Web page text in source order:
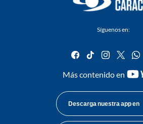
Síguenos en:
facebook
tiktok
Más contenido en
Descarga nuestra app en